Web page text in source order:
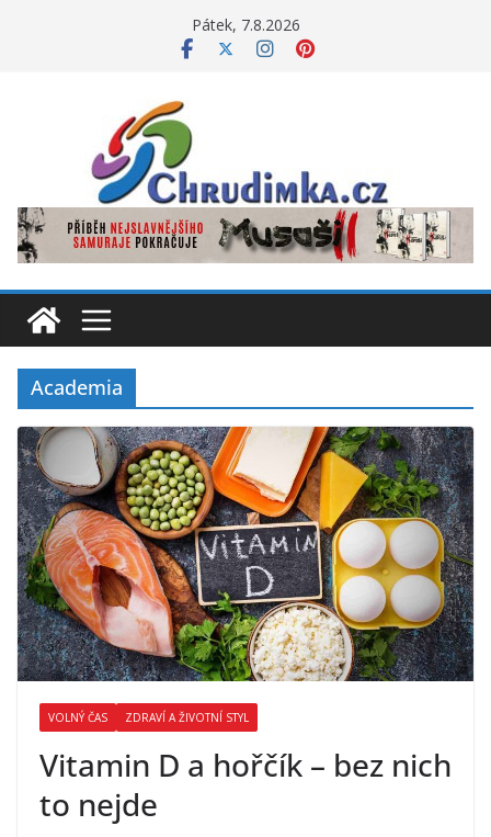
Pátek, 7.8.2026
Academia
VOLNÝ ČAS ZDRAVÍ A ŽIVOTNÍ STYL
Vitamin D a hořčík – bez nich
to nejde